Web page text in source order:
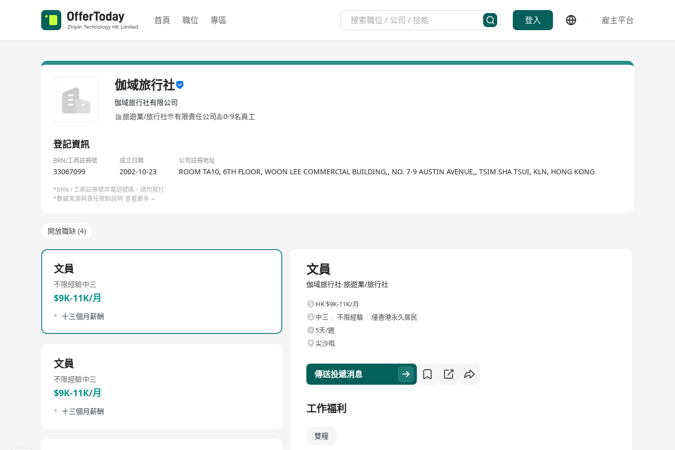
首頁 職位 專區 登入 雇主平台
伽域旅行社
伽域旅行社有限公司
旅遊業/旅行社
有限責任公司 0-9名員工
登記資訊
BRN/工商註冊號 成立日期 公司註冊地址
33067099 2002-10-23 ROOM TA10, 6TH FLOOR, WOON LEE COMMERCIAL BUILDING,, NO. 7-9 AUSTIN AVENUE,, TSIM SHA TSUI, KLN, HONG KONG
*BRN / 工商註冊號非電話號碼，請勿撥打
*數據來源與責任限制說明 查看更多
開放職缺 (4)
文員
不限經驗中三
$9K-11K/月
十三個月薪酬
文員
不限經驗中三
$9K-11K/月
十三個月薪酬
文員
伽域旅行社·旅遊業/旅行社
HK $9K-11K/月
中三
不限經驗
僅香港永久居民
5天/週
尖沙咀
傳送投遞消息
工作福利
雙糧